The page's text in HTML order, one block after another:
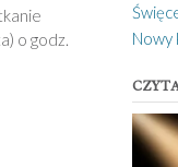
o godz.
Nowy